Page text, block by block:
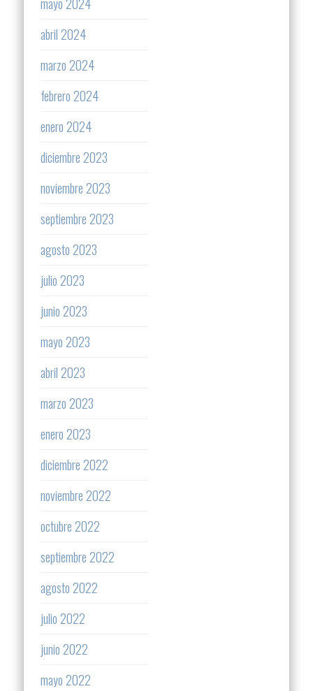
abril 2024
marzo 2024
febrero 2024
enero 2024
diciembre 2023
noviembre 2023
septiembre 2023
agosto 2023
julio 2023
junio 2023
mayo 2023
abril 2023
marzo 2023
enero 2023
diciembre 2022
noviembre 2022
octubre 2022
septiembre 2022
agosto 2022
julio 2022
junio 2022
mayo 2022